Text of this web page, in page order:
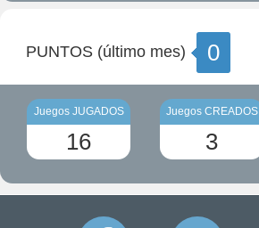
PUNTOS (último mes) 0
Juegos JUGADOS
16
Juegos CREADOS
3